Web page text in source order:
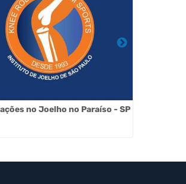
no Joelho no Paraíso - SP